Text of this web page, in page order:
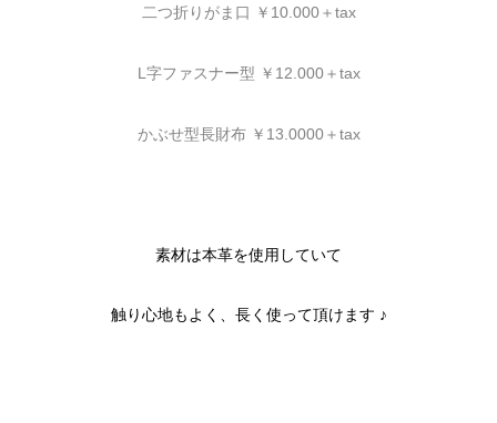
二つ折りがま口 ￥10.000＋tax
L字ファスナー型 ￥12.000＋tax
かぶせ型長財布 ￥13.0000＋tax
素材は本革を使用していて
触り心地もよく、長く使って頂けます ♪